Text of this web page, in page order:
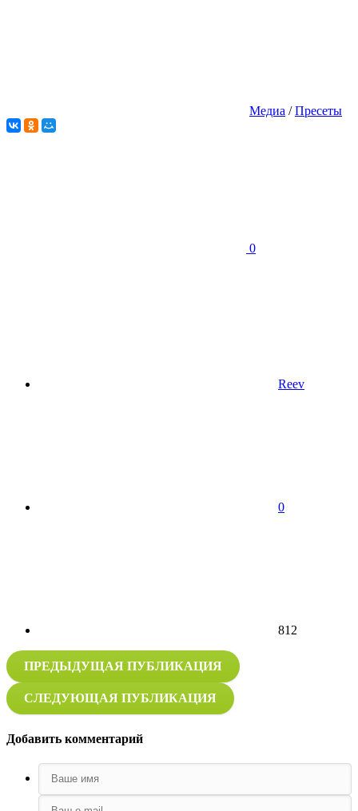
Медиа /Пресеты
0
Reev
0
812
ПРЕДЫДУЩАЯ ПУБЛИКАЦИЯ
СЛЕДУЮЩАЯ ПУБЛИКАЦИЯ
Добавить комментарий